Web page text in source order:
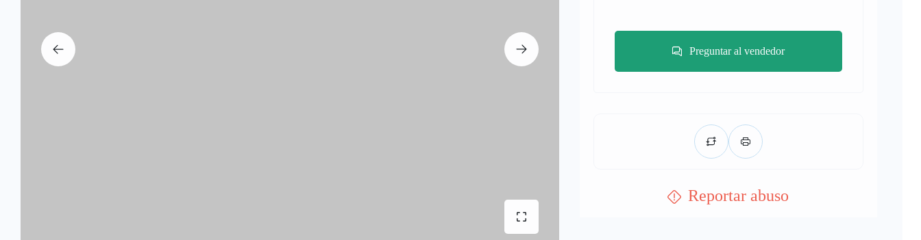
Preguntar al vendedor
Reportar abuso